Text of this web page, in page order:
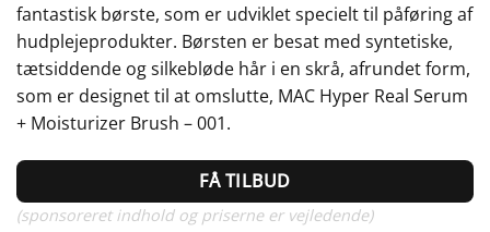
fantastisk børste, som er udviklet specielt til påføring af
hudplejeprodukter. Børsten er besat med syntetiske,
tætsiddende og silkebløde hår i en skrå, afrundet form,
som er designet til at omslutte, MAC Hyper Real Serum
+ Moisturizer Brush – 001.
FÅ TILBUD
(sponsoreret indhold og priserne er vejledende)